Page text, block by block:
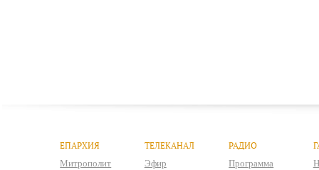
ЕПАРХИЯ
Митрополит
ТЕЛЕКАНАЛ
Эфир
РАДИО
Программа